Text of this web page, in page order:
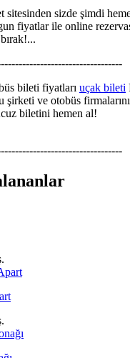
sizde şimdi
fiyatlar ile online
bileti fiyatları uçak bileti
şirketi ve otobüs
biletini hemen al!